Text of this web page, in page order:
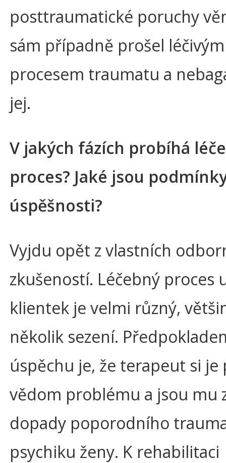
posttraumatické poruchy
sám případně prošel léčivým
procesem traumatu a
jej.
V jakých fázích probíhá
proces? Jaké jsou
úspěšnosti?
Vyjdu opět z vlastních
zkušeností. Léčebný proces
klientek je velmi různý,
několik sezení.
úspěchu je, že terapeut si je
vědom problému a jsou mu
dopady poporodního
psychiku ženy. K rehabilitaci